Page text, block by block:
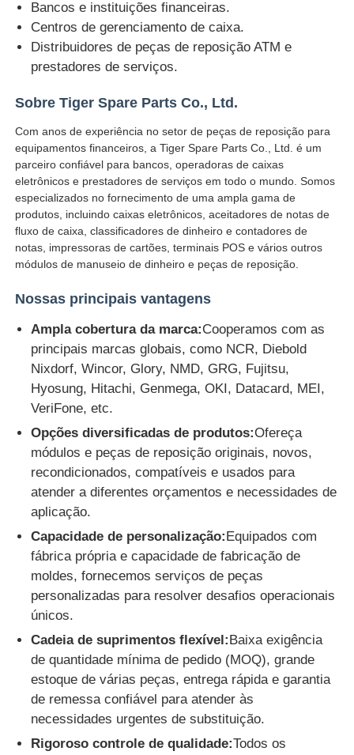
Diebold Partes de caixas automáticas
Peças ATM Wincor
Partes de caixas eletrónicos Hyosung
Partes de caixas eletrônicos Fujitsu
Peças de caixas eletrônicos Hitachi
Peças de GRG ATM
Glory NMD Peças para ATM
Peças para ATM OKI
Peças genmega atm
Aceitante de faturas
Classificador de notas
contador da conta
Impressora do cartão
máquina de cartão
Bancos e instituições financeiras.
Centros de gerenciamento de caixa.
Distribuidores de peças de reposição ATM e
prestadores de serviços.
Sobre Tiger Spare Parts Co., Ltd.
Com anos de experiência no setor de peças de reposição para
equipamentos financeiros, a Tiger Spare Parts Co., Ltd. é um
parceiro confiável para bancos, operadoras de caixas
eletrônicos e prestadores de serviços em todo o mundo. Somos
especializados no fornecimento de uma ampla gama de
produtos, incluindo caixas eletrônicos, aceitadores de notas de
fluxo de caixa, classificadores de dinheiro e contadores de
notas, impressoras de cartões, terminais POS e vários outros
módulos de manuseio de dinheiro e peças de reposição.
Nossas principais vantagens
Ampla cobertura da marca:Cooperamos com as
principais marcas globais, como NCR, Diebold
Nixdorf, Wincor, Glory, NMD, GRG, Fujitsu,
Hyosung, Hitachi, Genmega, OKI, Datacard, MEI,
VeriFone, etc.
Opções diversificadas de produtos:Ofereça
módulos e peças de reposição originais, novos,
recondicionados, compatíveis e usados ​​para
atender a diferentes orçamentos e necessidades de
aplicação.
Capacidade de personalização: Equipados com
fábrica própria e capacidade de fabricação de
moldes, fornecemos serviços de peças
personalizadas para resolver desafios operacionais
únicos.
Cadeia de suprimentos flexível: Baixa exigência
de quantidade mínima de pedido (MOQ), grande
estoque de várias peças, entrega rápida e garantia
de remessa confiável para atender às
necessidades urgentes de substituição.
Rigoroso controle de qualidade:Todos os